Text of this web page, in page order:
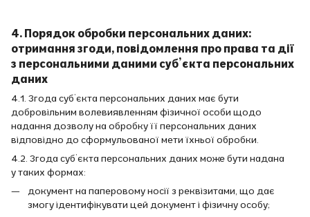
4. Порядок обробки персональних даних:
отримання згоди, повідомлення про права та дії
з персональними даними суб’єкта персональних
даних
4.1. Згода суб’єкта персональних даних має бути
добровільним волевиявленням фізичної особи щодо
надання дозволу на обробку її персональних даних
відповідно до сформульованої мети їхньої обробки.
4.2. Згода суб’єкта персональних даних може бути надана
у таких формах:
документ на паперовому носії з реквізитами, що дає
змогу ідентифікувати цей документ і фізичну особу;